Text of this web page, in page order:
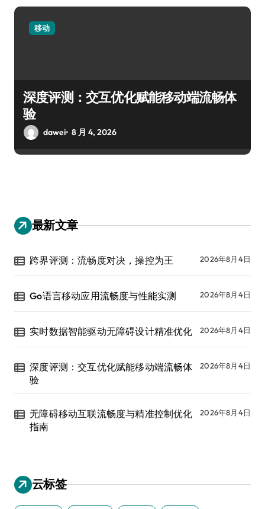
移动
深度评测：交互优化赋能移动端流畅体
验
dawei 8 月 4, 2026
最新文章
跨界评测：流畅度对决，操控为王 2026年8月4日
Go语言移动应用流畅度与性能实测 2026年8月4日
实时数据智能驱动无障碍设计精准优化 2026年8月4日
深度评测：交互优化赋能移动端流畅体
验
2026年8月4日
无障碍移动互联流畅度与精准控制优化
指南
2026年8月4日
云标签